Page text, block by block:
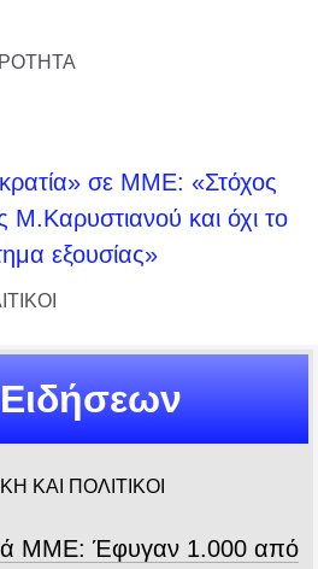
σε ΜΜΕ: «Στόχος
Μ.Καρυστιανού και όχι το
εξουσίας»
ΚΑΙ ΠΟΛΙΤΙΚΟΙ
ΜΜΕ: Έφυγαν 1.000 από